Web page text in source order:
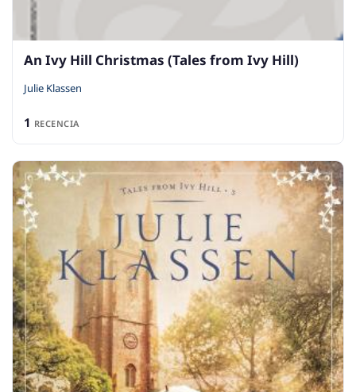
An Ivy Hill Christmas (Tales from Ivy Hill)
Julie Klassen
1 RECENCIA